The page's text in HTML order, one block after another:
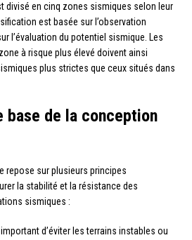
divisé en cinq zones sismiques selon leur
est basée sur l’observation
l’évaluation du potentiel sismique. Les
à risque plus élevé doivent ainsi
plus strictes que ceux situés dans
base de la conception
repose sur plusieurs principes
la stabilité et la résistance des
sismiques :
d’éviter les terrains instables ou